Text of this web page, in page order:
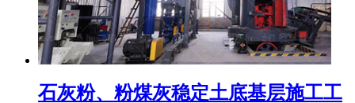
石灰粉、粉煤灰稳定土底基层施工工